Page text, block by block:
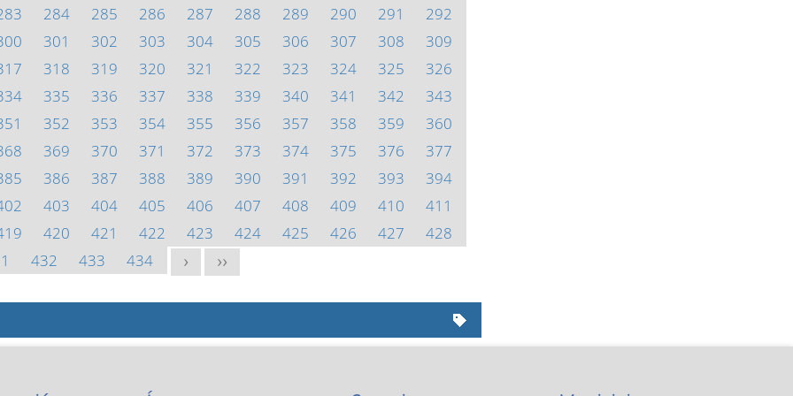
284 285 286 287 288 289 290 291
292
301 302 303 304 305 306 307 308
309
318 319 320 321 322 323 324 325
326
335 336 337 338 339 340 341 342
343
352 353 354 355 356 357 358 359
360
369 370 371 372 373 374 375 376
377
386 387 388 389 390 391 392 393
394
403 404 405 406 407 408 409 410
411
420 421 422 423 424 425 426 427
428
432 433 434 > >>